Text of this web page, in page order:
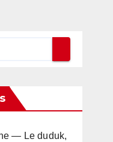
— Le duduk,